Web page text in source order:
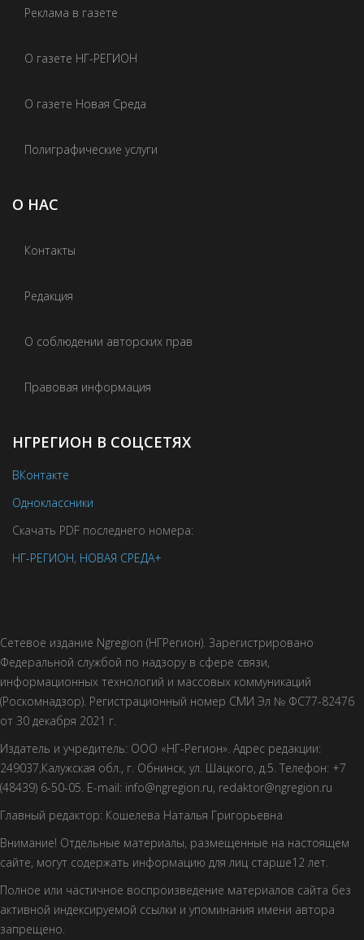
Реклама в газете
О газете НГ-РЕГИОН
О газете Новая Среда
Полиграфические услуги
О НАС
Контакты
Редакция
О соблюдении авторских прав
Правовая информация
НГРЕГИОН В СОЦСЕТЯХ
ВКонтакте
Одноклассники
Скачать PDF последнего номера:
НГ-РЕГИОН, НОВАЯ СРЕДА+
Сетевое издание Ngregion (НГРегион). Зарегистрировано
Федеральной службой по надзору в сфере связи,
информационных технологий и массовых коммуникаций
(Роскомнадзор). Регистрационный номер СМИ Эл № ФС77-82476
от 30 декабря 2021 г.
Издатель и учредитель: ООО «НГ-Регион». Адрес редакции:
249037,Калужская обл., г. Обнинск, ул. Шацкого, д.5. Телефон: +7
(48439) 6-50-05. E-mail: info@ngregion.ru, redaktor@ngregion.ru
Главный редактор: Кошелева Наталья Григорьевна
Внимание! Отдельные материалы, размещенные на настоящем
сайте, могут содержать информацию для лиц старше12 лет.
Полное или частичное воспроизведение материалов сайта без
активной индексируемой ссылки и упоминания имени автора
запрещено.